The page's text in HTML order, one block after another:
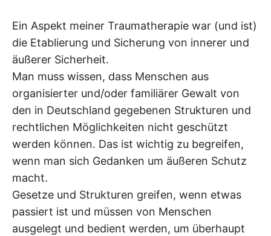
Ein Aspekt meiner Traumatherapie war (und ist)
die Etablierung und Sicherung von innerer und
äußerer Sicherheit.
Man muss wissen, dass Menschen aus
organisierter und/oder familiärer Gewalt von
den in Deutschland gegebenen Strukturen und
rechtlichen Möglichkeiten nicht geschützt
werden können. Das ist wichtig zu begreifen,
wenn man sich Gedanken um äußeren Schutz
macht.
Gesetze und Strukturen greifen, wenn etwas
passiert ist und müssen von Menschen
ausgelegt und bedient werden, um überhaupt